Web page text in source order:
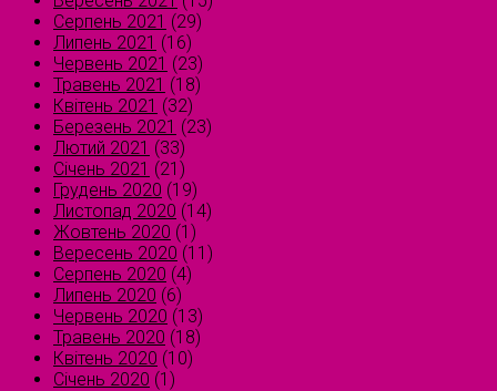
Серпень 2021 (29)
Липень 2021 (16)
Червень 2021 (23)
Травень 2021 (18)
Квітень 2021 (32)
Березень 2021 (23)
Лютий 2021 (33)
Січень 2021 (21)
Грудень 2020 (19)
Листопад 2020 (14)
Жовтень 2020 (1)
Вересень 2020 (11)
Серпень 2020 (4)
Липень 2020 (6)
Червень 2020 (13)
Травень 2020 (18)
Квітень 2020 (10)
Січень 2020 (1)